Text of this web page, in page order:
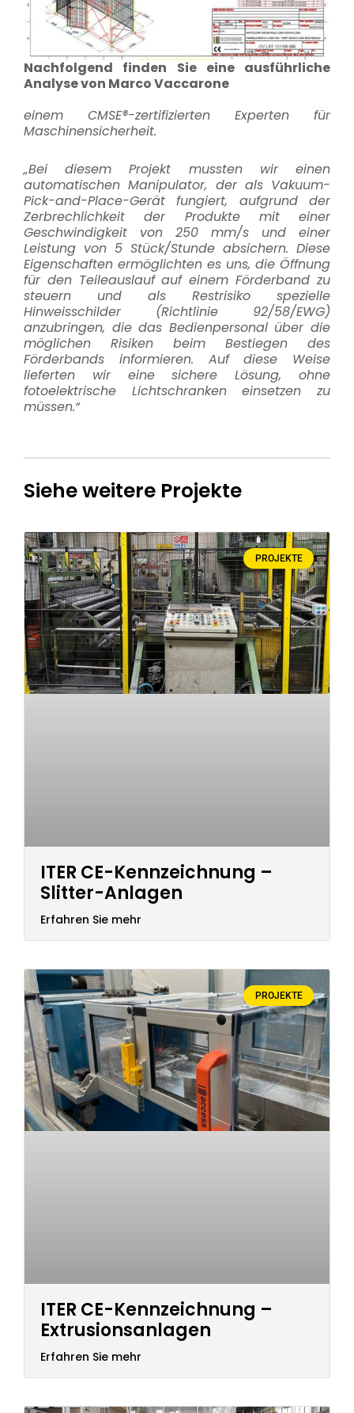
Nachfolgend finden Sie eine ausführliche
Analyse von Marco Vaccarone
einem CMSE®-zertifizierten Experten für
Maschinensicherheit.
„Bei diesem Projekt mussten wir einen
automatischen Manipulator, der als Vakuum-
Pick-and-Place-Gerät fungiert, aufgrund der
Zerbrechlichkeit der Produkte mit einer
Geschwindigkeit von 250 mm/s und einer
Leistung von 5 Stück/Stunde absichern. Diese
Eigenschaften ermöglichten es uns, die Öffnung
für den Teileauslauf auf einem Förderband zu
steuern und als Restrisiko spezielle
Hinweisschilder (Richtlinie 92/58/EWG)
anzubringen, die das Bedienpersonal über die
möglichen Risiken beim Bestiegen des
Förderbands informieren. Auf diese Weise
lieferten wir eine sichere Lösung, ohne
fotoelektrische Lichtschranken einsetzen zu
müssen.“
Siehe weitere Projekte
PROJEKTE
ITER CE-Kennzeichnung –
Slitter-Anlagen
Erfahren Sie mehr
PROJEKTE
ITER CE-Kennzeichnung –
Extrusionsanlagen
Erfahren Sie mehr